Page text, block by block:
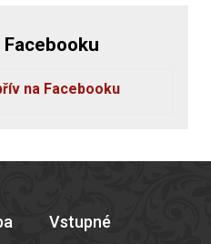
na Facebooku
Vstupné